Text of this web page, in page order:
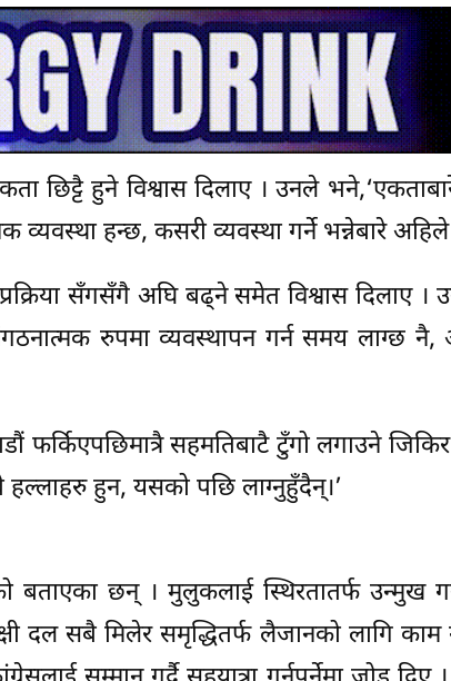
छिट्टै हुने विश्वास दिलाए । उनले
हन्छ, कसरी व्यवस्था गर्ने भन्नेबारे
सँगसँगै अघि बढ्ने समेत विश्वास दिलाए ।
रुपमा व्यवस्थापन गर्न समय लाग्छ
फर्किएपछिमात्रै सहमतिबाटै टुँगो लगाउने
हुन, यसको पछि लाग्नुहुँदैन्।’
बताएका छन् । मुलुकलाई स्थिरतातर्फ उन्मुख
दल सबै मिलेर समृद्धितर्फ लैजानको लागि काम